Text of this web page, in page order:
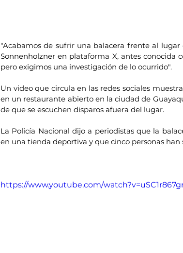
"Acabamos de sufrir una balacera frente al
Sonnenholzner en plataforma X, antes conocida
pero exigimos una investigación de lo ocurrido".
Un video que circula en las redes sociales
en un restaurante abierto en la ciudad de
de que se escuchen disparos afuera del lugar.
La Policía Nacional dijo a periodistas que la
en una tienda deportiva y que cinco personas han
https://www.youtube.com/